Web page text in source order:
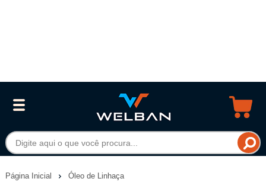
Página Inicial Óleo de Linhaça